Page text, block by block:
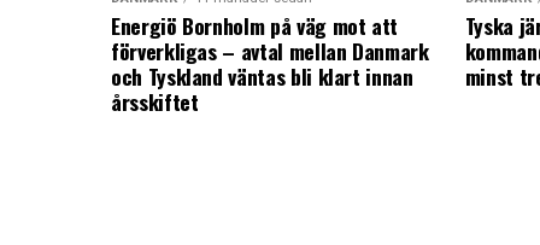
Energiö Bornholm på väg mot att
förverkligas – avtal mellan Danmark
och Tyskland väntas bli klart innan
årsskiftet
Tyska
minst